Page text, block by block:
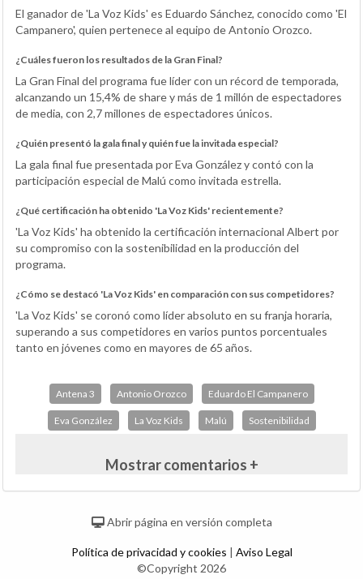
El ganador de 'La Voz Kids' es Eduardo Sánchez, conocido como 'El
Campanero', quien pertenece al equipo de Antonio Orozco.
¿Cuáles fueron los resultados de la Gran Final?
La Gran Final del programa fue líder con un récord de temporada,
alcanzando un 15,4% de share y más de 1 millón de espectadores
de media, con 2,7 millones de espectadores únicos.
¿Quién presentó la gala final y quién fue la invitada especial?
La gala final fue presentada por Eva González y contó con la
participación especial de Malú como invitada estrella.
¿Qué certificación ha obtenido 'La Voz Kids' recientemente?
'La Voz Kids' ha obtenido la certificación internacional Albert por
su compromiso con la sostenibilidad en la producción del
programa.
¿Cómo se destacó 'La Voz Kids' en comparación con sus competidores?
'La Voz Kids' se coronó como líder absoluto en su franja horaria,
superando a sus competidores en varios puntos porcentuales
tanto en jóvenes como en mayores de 65 años.
Antena 3 Antonio Orozco Eduardo El Campanero
Eva González La Voz Kids Malú Sostenibilidad
Mostrar comentarios +
Abrir página en versión completa
Política de privacidad y cookies | Aviso Legal
©Copyright 2026